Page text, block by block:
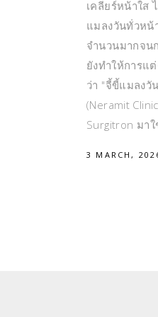
เคลียร์หน้าใส
แมลงวันทั่วหน้
จำนวนมากจน
ยังทำให้การแ
ว่า "จี้ขี้แมลงวั
(Neramit
Surgitron มา
3 MARCH,